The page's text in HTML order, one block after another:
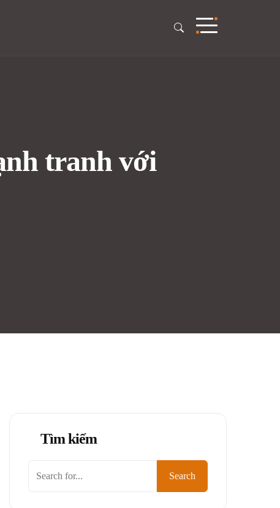
tranh với
Tìm kiếm
Search